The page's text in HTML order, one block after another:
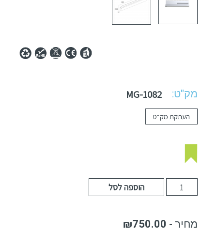
מק"ט: MG-1082
העתקת מק“ט
הוספה לסל
₪750.00